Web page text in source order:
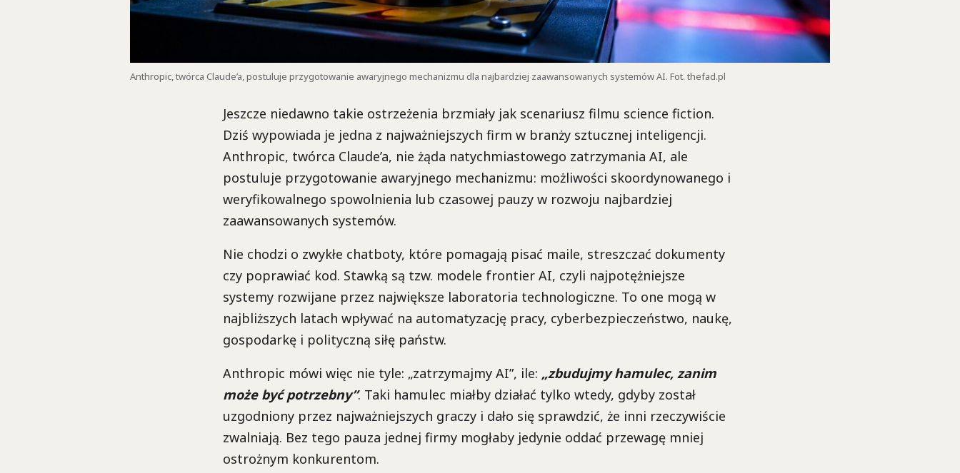
Anthropic, twórca Claude’a, postuluje przygotowanie awaryjnego mechanizmu dla najbardziej zaawansowanych systemów AI. Fot. thefad.pl
Jeszcze niedawno takie ostrzeżenia brzmiały jak scenariusz filmu science fiction.
Dziś wypowiada je jedna z najważniejszych firm w branży sztucznej inteligencji.
Anthropic, twórca Claude’a, nie żąda natychmiastowego zatrzymania AI, ale
postuluje przygotowanie awaryjnego mechanizmu: możliwości skoordynowanego i
weryfikowalnego spowolnienia lub czasowej pauzy w rozwoju najbardziej
zaawansowanych systemów.
Nie chodzi o zwykłe chatboty, które pomagają pisać maile, streszczać dokumenty
czy poprawiać kod. Stawką są tzw. modele frontier AI, czyli najpotężniejsze
systemy rozwijane przez największe laboratoria technologiczne. To one mogą w
najbliższych latach wpływać na automatyzację pracy, cyberbezpieczeństwo, naukę,
gospodarkę i polityczną siłę państw.
Anthropic mówi więc nie tyle: „zatrzymajmy AI”, ile: „zbudujmy hamulec, zanim
może być potrzebny”. Taki hamulec miałby działać tylko wtedy, gdyby został
uzgodniony przez najważniejszych graczy i dało się sprawdzić, że inni rzeczywiście
zwalniają. Bez tego pauza jednej firmy mogłaby jedynie oddać przewagę mniej
ostrożnym konkurentom.